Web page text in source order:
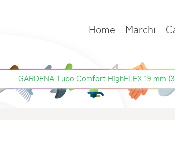
Home Marchi
GARDENA Tubo Comfort HighFLEX 19 mm